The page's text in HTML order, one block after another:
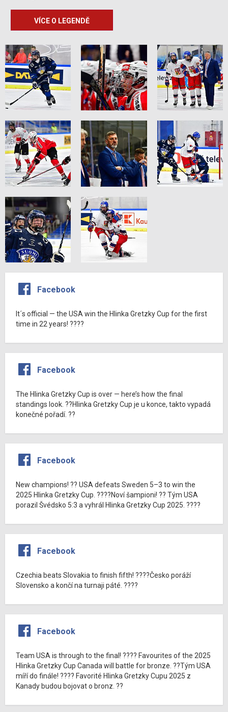
VÍCE O LEGENDĚ
Facebook
It´s official — the USA win the Hlinka Gretzky Cup for the first
time in 22 years! ????
Facebook
The Hlinka Gretzky Cup is over — here’s how the final
standings look. ??Hlinka Gretzky Cup je u konce, takto vypadá
konečné pořadí. ??
Facebook
New champions! ?? USA defeats Sweden 5–3 to win the
2025 Hlinka Gretzky Cup. ????Noví šampioni! ?? Tým USA
porazil Švédsko 5:3 a vyhrál Hlinka Gretzky Cup 2025. ????
Facebook
Czechia beats Slovakia to finish fifth! ????Česko poráží
Slovensko a končí na turnaji páté. ????
Facebook
Team USA is through to the final! ???? Favourites of the 2025
Hlinka Gretzky Cup Canada will battle for bronze. ??Tým USA
míří do finále! ???? Favorité Hlinka Gretzky Cupu 2025 z
Kanady budou bojovat o bronz. ??